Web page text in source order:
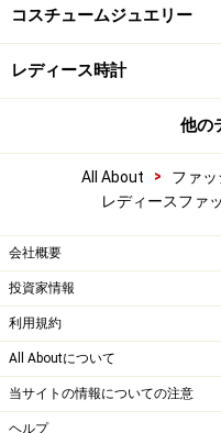
コスチュームジュエリー
レディース時計
他の
All About > ファ
レディースファ
会社概要
投資家情報
利用規約
All Aboutについて
当サイトの情報についての注意
ヘルプ